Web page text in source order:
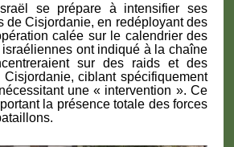
se prépare à intensifier ses
de Cisjordanie, en redéployant des
calée sur le calendrier des
ont indiqué à la chaîne
sur des raids et des
ciblant spécifiquement
une « intervention ». Ce
la présence totale des forces